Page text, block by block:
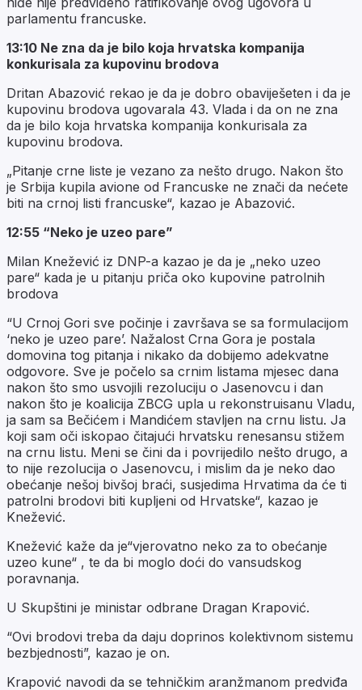
parlamentu francuske.
13:10 Ne zna da je bilo koja hrvatska kompanija
konkurisala za kupovinu brodova
Dritan Abazović rekao je da je dobro obaviješeten i da je
kupovinu brodova ugovarala 43. Vlada i da on ne zna
da je bilo koja hrvatska kompanija konkurisala za
kupovinu brodova.
„Pitanje crne liste je vezano za nešto drugo. Nakon što
je Srbija kupila avione od Francuske ne znači da nećete
biti na crnoj listi francuske“, kazao je Abazović.
12:55 “Neko je uzeo pare”
Milan Knežević iz DNP-a kazao je da je „neko uzeo
pare“ kada je u pitanju priča oko kupovine patrolnih
brodova
“U Crnoj Gori sve počinje i završava se sa formulacijom
‘neko je uzeo pare’. Nažalost Crna Gora je postala
domovina tog pitanja i nikako da dobijemo adekvatne
odgovore. Sve je počelo sa crnim listama mjesec dana
nakon što smo usvojili rezoluciju o Jasenovcu i dan
nakon što je koalicija ZBCG upla u rekonstruisanu Vladu,
ja sam sa Bečićem i Mandićem stavljen na crnu listu. Ja
koji sam oči iskopao čitajući hrvatsku renesansu stižem
na crnu listu. Meni se čini da i povrijedilo nešto drugo, a
to nije rezolucija o Jasenovcu, i mislim da je neko dao
obećanje nešoj bivšoj braći, susjedima Hrvatima da će ti
patrolni brodovi biti kupljeni od Hrvatske“, kazao je
Knežević.
Knežević kaže da je“vjerovatno neko za to obećanje
uzeo kune“ , te da bi moglo doći do vansudskog
poravnanja.
U Skupštini je ministar odbrane Dragan Krapović.
“Ovi brodovi treba da daju doprinos kolektivnom sistemu
bezbjednosti”, kazao je on.
Krapović navodi da se tehničkim aranžmanom predviđa